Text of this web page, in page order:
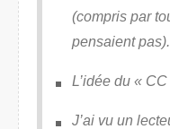
(compris par
pensaient
L’idée du «
J’ai vu un